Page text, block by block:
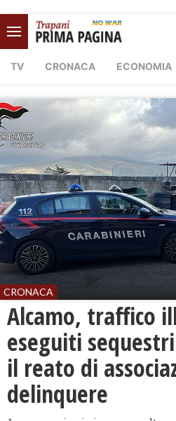
TV CRONACA ECONOMIA
CRONACA
Alcamo, traffico
eseguiti
il reato di
delinquere